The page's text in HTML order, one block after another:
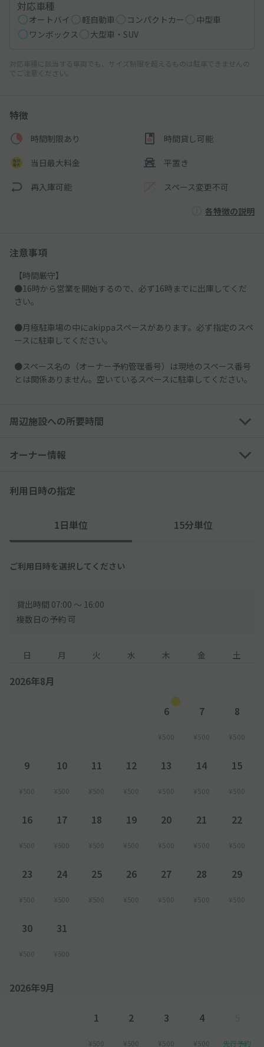
対応車種
オートバイ 軽自動車 コンパクトカー
中型車
ワンボックス
大型車・SUV
対応車種に該当する車両でも、サイズ制限を超えるものは駐車できませんの
でご注意ください。
特徴
時間制限あり 時間貸し可能
当日最大料金 平置き
再入庫可能 スペース変更不可
各特徴の説明
注意事項
【時間厳守】
●16時から営業を開始するので、必ず16時までに出庫してくだ
さい。
●月極駐車場の中にakippaスペースがあります。必ず指定のスペ
ースに駐車してください。
●スペース名の（オーナー予約管理番号）は現地のスペース番号
とは関係ありません。空いているスペースに駐車してください。
周辺施設への所要時間
オーナー情報
利用日時の指定
1日単位 15分単位
ご利用日時を選択してください
貸出時間 07:00 〜 16:00
複数日の予約 可
日 月 火 水 木 金 土
2026年8月
6
¥500
7
¥500
8
¥500
9
¥500
10
¥500
11
¥500
12
¥500
13
¥500
14
¥500
15
¥500
16
¥500
17
¥500
18
¥500
19
¥500
20
¥500
21
¥500
22
¥500
23
¥500
24
¥500
25
¥500
26
¥500
27
¥500
28
¥500
29
¥500
30
¥500
31
¥500
2026年9月
1
¥500
2
¥500
3
¥500
4
¥500 先行予約